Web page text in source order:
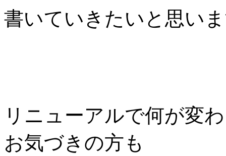
書いていきたいと思い
リニューアルで何が変
お気づきの方も